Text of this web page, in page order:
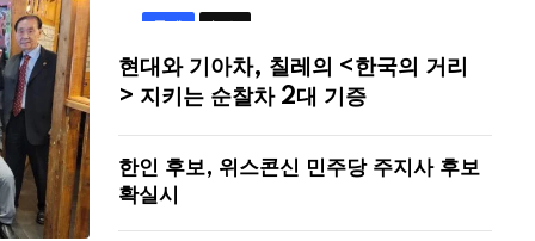
국제 뉴스
현대와 기아차, 칠레의 <한국의 거리
> 지키는 순찰차 2대 기증
한인 후보, 위스콘신 민주당 주지사 후보
확실시